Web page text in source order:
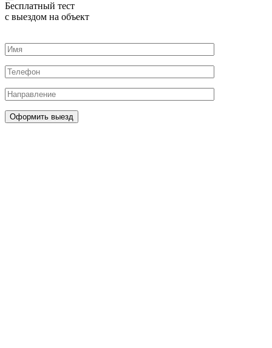
Бесплатный тест
с выездом на объект